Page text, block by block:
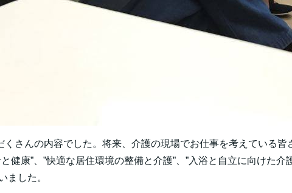
くさんの内容でした。将来、介護の現場でお仕事を考えている皆
健康”、”快適な居住環境の整備と介護”、”入浴と自立に向けた介
ました。